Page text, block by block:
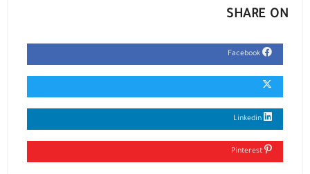
SHARE ON